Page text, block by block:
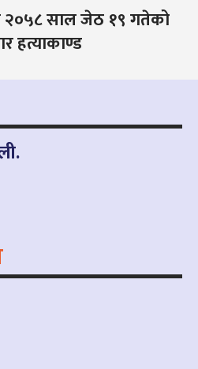
२०५८ साल जेठ १९ गतेको
हत्याकाण्ड